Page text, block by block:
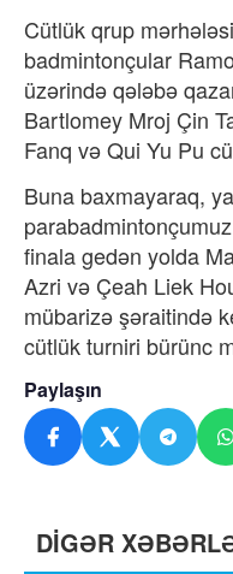
Cütlük qrup
badmintonçular
üzərində qələbə
Bartlomey Mroj Çin
Fanq və Qui Yu Pu
Buna baxmayaraq,
finala gedən yolda
Azri və Çeah Liek
mübarizə şəraitində
cütlük turniri bürünc
Paylaşın
DİGƏR